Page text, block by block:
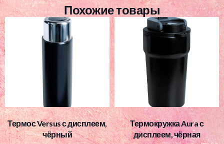
Похожие товары
Термос Versus с дисплеем,
чёрный
Термокружка Aura с
дисплеем, чёрная